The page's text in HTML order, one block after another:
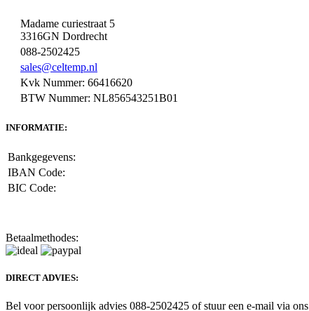
Madame curiestraat 5
3316GN Dordrecht
088-2502425
sales@celtemp.nl
Kvk Nummer: 66416620
BTW Nummer: NL856543251B01
INFORMATIE:
Bankgegevens:
IBAN Code:
BIC Code:
Betaalmethodes:
DIRECT ADVIES:
Bel voor persoonlijk advies 088-2502425 of stuur een e-mail via ons